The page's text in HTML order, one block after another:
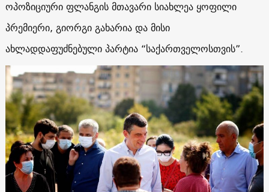
ოპოზიციური ფლანგის მთავარი სიახლეა ყოფილი
პრემიერი, გიორგი გახარია და მისი
ახლადდაფუძნებული პარტია “საქართველოსთვის”.